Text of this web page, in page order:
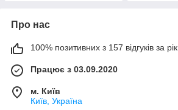
Про нас
100% позитивних з 157 відгуків за рік
Працює з 03.09.2020
м. Київ
Київ, Україна